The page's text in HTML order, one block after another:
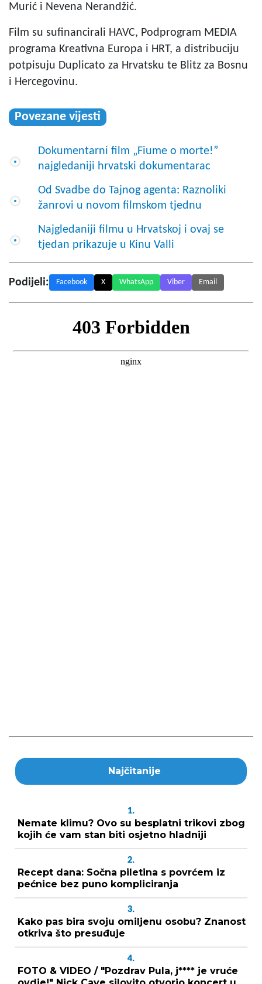
Murić i Nevena Nerandžić.
Film su sufinancirali HAVC, Podprogram MEDIA
programa Kreativna Europa i HRT, a distribuciju
potpisuju Duplicato za Hrvatsku te Blitz za Bosnu
i Hercegovinu.
Povezane vijesti
Dokumentarni film „Fiume o morte!”
najgledaniji hrvatski dokumentarac
Od Svadbe do Tajnog agenta: Raznoliki
žanrovi u novom filmskom tjednu
Najgledaniji filmu u Hrvatskoj i ovaj se
tjedan prikazuje u Kinu Valli
Podijeli: Facebook X WhatsApp Viber Email
Najčitanije
1.
Nemate klimu? Ovo su besplatni trikovi zbog
kojih će vam stan biti osjetno hladniji
2.
Recept dana: Sočna piletina s povrćem iz
pećnice bez puno kompliciranja
3.
Kako pas bira svoju omiljenu osobu? Znanost
otkriva što presuđuje
4.
FOTO & VIDEO / "Pozdrav Pula, j**** je vruće